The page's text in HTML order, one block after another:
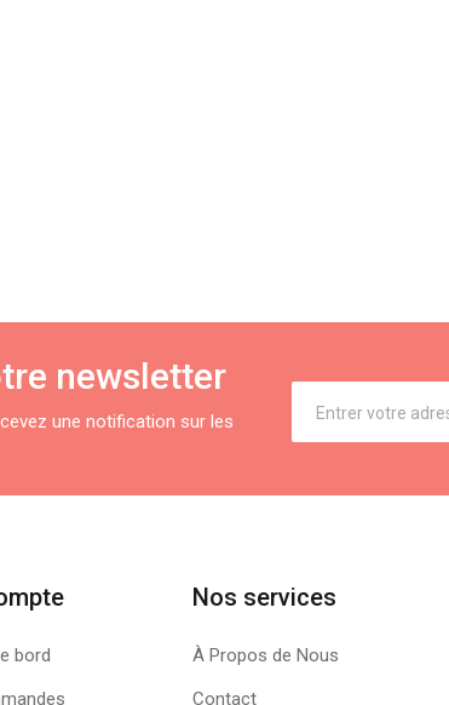
newsletter
une notification sur les
bord
Nos services
À Propos de Nous
Contact